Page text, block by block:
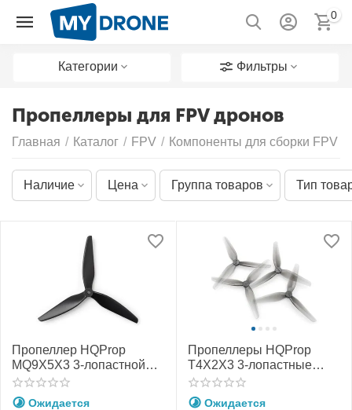
0
Категории Фильтры
Пропеллеры для FPV дронов
Главная / Каталог / FPV / Компоненты для сборки FPV
Наличие Цена Группа товаров Тип
Пропеллер HQProp
MQ9X5X3 3-лопастной
(Стекловолокно)
(Чёрный) (M5) (CCW)
Ожидается
Пропеллеры HQProp
T4X2X3 3-лопастные
(Серый) (Вал 1,5 мм)
(2CW+2CCW)
Ожидается